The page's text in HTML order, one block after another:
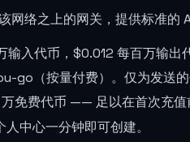
络之上的网关，提供标准的
输入代币， $0.012 每百万输出
go（按量付费）。仅为发送
免费代币 —— 足以在首次充值
中心一分钟即可创建。